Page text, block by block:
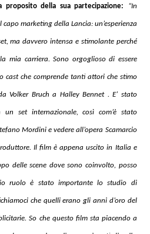
proposito della sua partecipazione: “In
marketing della Lancia: un’esperienza
ma davvero intensa e stimolante perché
mia carriera. Sono orgoglioso di essere
cast che comprende tanti attori che stimo
Volker Bruch a Halley Bennet . E’ stato
set internazionale, così com’è stato
Mordini e vedere all’opera Scamarcio
Il film è appena uscito in Italia e
delle scene dove sono coinvolto, posso
ruolo è stato importante lo studio di
che quelli erano gli anni d’oro del
So che questo film sta piacendo a